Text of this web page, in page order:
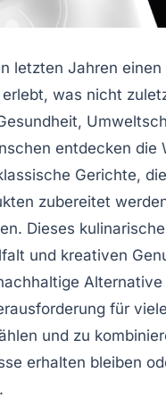
letzten Jahren einen
was nicht
entdecken die
Gerichte, die
zubereitet
Dieses kulinarische
und kreativen
Alternative
für
und zu
erhalten bleiben